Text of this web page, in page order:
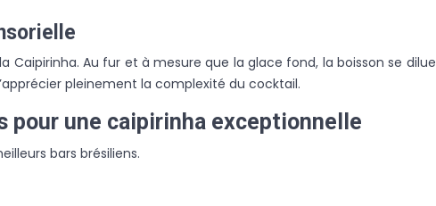
Caipirinha. Au fur et à mesure que la glace fond, la boisson se
pleinement la complexité du cocktail.
pour une caipirinha exceptionnelle
bars brésiliens.